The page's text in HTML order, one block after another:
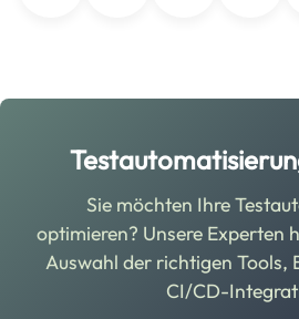
Sie möchten Ihre
optimieren? Unsere Experten
Auswahl der richtigen Tools,
CI/CD-